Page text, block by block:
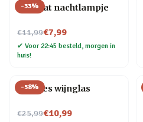
-33%
Mini kat nachtlampje
€11,99
Nu voor€7,99
✔ Voor 22:45 besteld, morgen in
huis!
-58%
Wijnfles wijnglas
€25,99
Nu voor€10,99